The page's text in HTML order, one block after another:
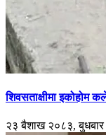
शिवसताक्षीमा इकोहोम
२३ बैशाख २०८३,